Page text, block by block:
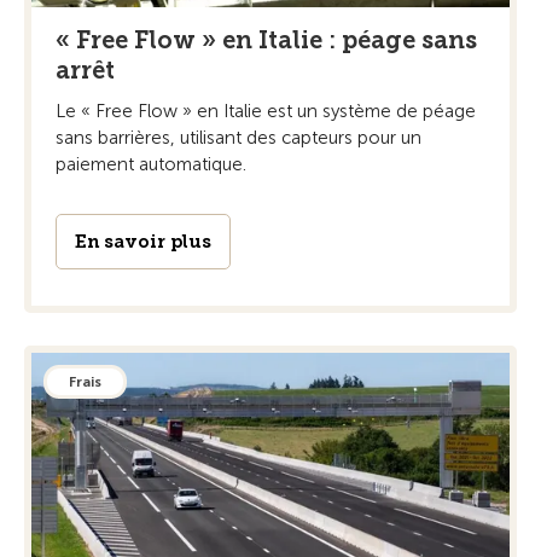
« Free Flow » en Italie : péage sans
arrêt
Le « Free Flow » en Italie est un système de péage
sans barrières, utilisant des capteurs pour un
paiement automatique.
En savoir plus
Frais